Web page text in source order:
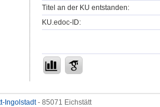
Titel an der KU entstanden:
KU.edoc-ID:
Ingolstadt- 85071 Eichstätt